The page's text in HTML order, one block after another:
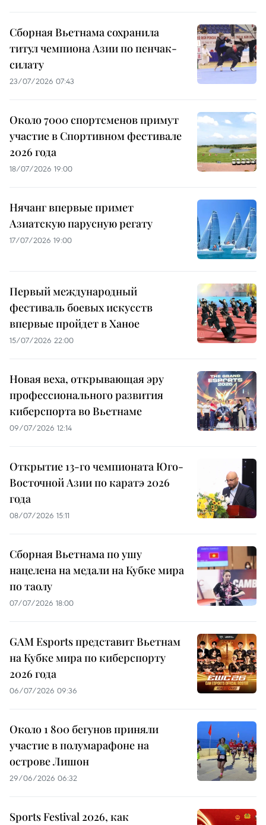
Сборная Вьетнама сохранила
титул чемпиона Азии по пенчак-
силату
23/07/2026 07:43
Около 7000 спортсменов примут
участие в Спортивном фестивале
2026 года
18/07/2026 19:00
Нячанг впервые примет
Азиатскую парусную регату
17/07/2026 19:00
Первый международный
фестиваль боевых искусств
впервые пройдет в Ханое
15/07/2026 22:00
Новая веха, открывающая эру
профессионального развития
киберспорта во Вьетнаме
09/07/2026 12:14
Открытие 13-го чемпионата Юго-
Восточной Азии по каратэ 2026
года
08/07/2026 15:11
Сборная Вьетнама по ушу
нацелена на медали на Кубке мира
по таолу
07/07/2026 18:00
GAM Esports представит Вьетнам
на Кубке мира по киберспорту
2026 года
06/07/2026 09:36
Около 1 800 бегунов приняли
участие в полумарафоне на
острове Лишон
29/06/2026 06:32
Sports Festival 2026, как